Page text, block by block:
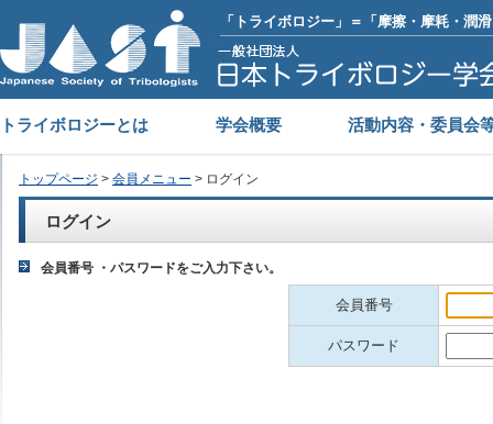
「トライボロジー」＝「摩擦・摩耗・潤
トライボロジーとは 学会概要 活動内容・委員会
トップページ > 会員メニュー > ログイン
ログイン
会員番号 ・パスワードをご入力下さい。
会員番号
パスワード